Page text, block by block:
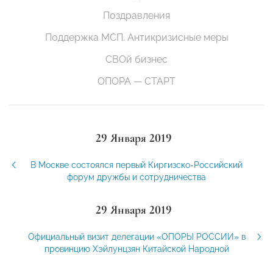
Поздравления
Поддержка МСП. Антикризисные меры
СВОй бизнес
ОПОРА — СТАРТ
29 Января 2019
В Москве состоялся первый Киргизско-Российский
форум дружбы и сотрудничества
29 Января 2019
Официальный визит делегации «ОПОРЫ РОССИИ» в
провинцию Хэйлунцзян Китайской Народной